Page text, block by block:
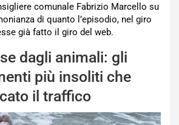
comunale Fabrizio Marcello su
di quanto l’episodio, nel giro
già fatto il giro del web.
dagli animali: gli
più insoliti che
il traffico